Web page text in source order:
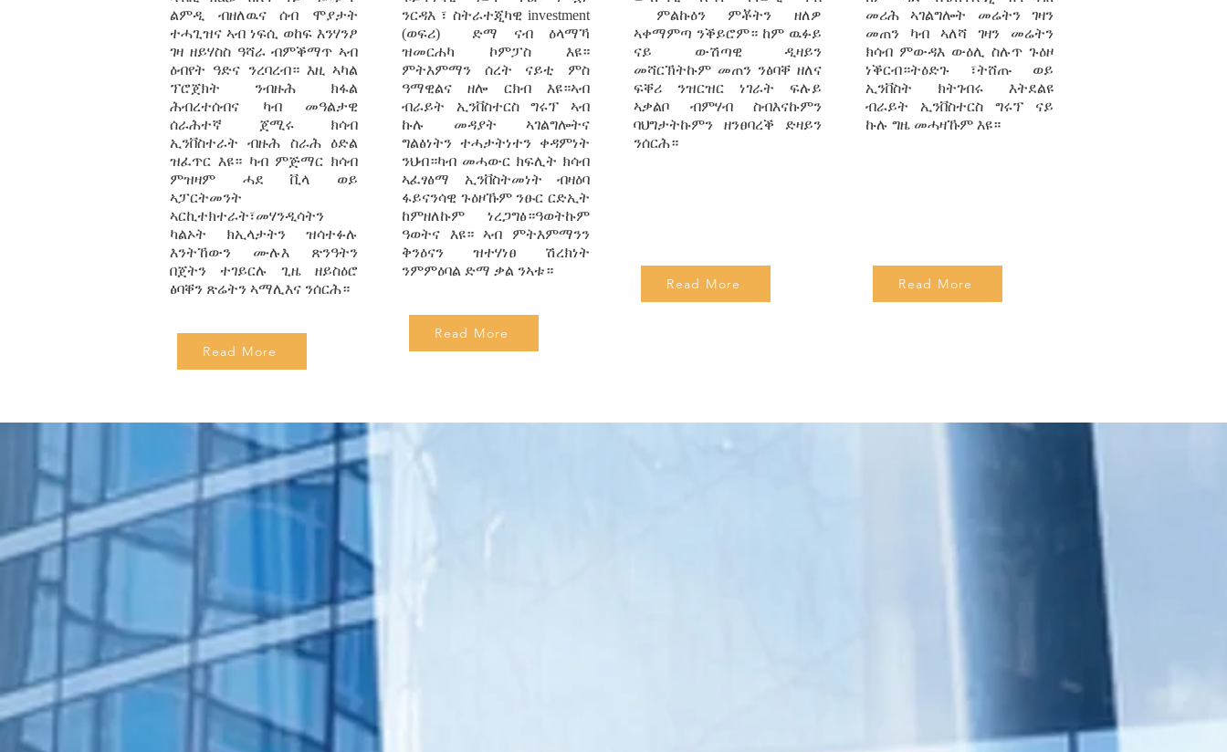
ልምዲ ብዘለዉና ሰብ ሞያታት
ተሓጊዝና ኣብ ነፍሲ ወከፍ እንሃንፆ
ገዛ ዘይሃስስ ዓሻራ ብምቕማጥ ኣብ
ዕብየት ዓድና ንረባረብ። እዚ ኣካል
ፕሮጀክት ንብዙሕ ክፋል
ሕብረተሰብና ካብ መዓልታዊ
ሰራሕተኛ ጀሚሩ ክሳብ
ኢንቨስተራት ብዙሕ ስራሕ ዕድል
ዝፈጥር እዩ። ካብ ምጅማር ክሳብ
ምዝዛም ሓደ ቪላ ወይ
ኣፓርትመንት
ኣርኪተክተራት፣መሃንዲሳትን
ካልኦት ክኢላታትን ዝሳተፉሉ
እንትኸውን ሙሉእ ጽንዓትን
በጀትን ተገይርሉ ጊዜ ዘይስዕሮ
ፅባቐን ጽሬትን ኣማሊእና ንሰርሕ።
Read More
ንርዳእ ፣ ስትራተጂካዊ investment
(ወፍሪ) ድማ ናብ ዕላማኻ
ዝመርሐካ ኮምፓስ እዩ።
ምትእምማን ሰረት ናይቲ ምስ
ዓማዊልና ዘሎ ርክብ እዩ።ኣብ
ብራይት ኢንቨስተርስ ግሩፕ ኣብ
ኩሉ መዳያት ኣገልግሎትና
ግልፅነትን ተሓታትነተን ቀዳምነት
ንህብ።ካብ መሓውር ክፍሊት ክሳብ
ኣፈፃፅማ ኢንቨስትመነት ብዛዕባ
ፋይናንሳዊ ጉዕዞኹም ንፁር ርድኢት
ከምዘለኩም ነረጋግፅ።ዓወትኩም
ዓወትና እዩ። ኣብ ምትእምማንን
ቅንዕናን ዝተሃነፀ ሽረክነት
ንምምዕባል ድማ ቃል ንኣቱ።
Read More
ምልኩዕን ምቾትን ዘለዎ
ኣቀማምጣ ንቕይሮም። ከም ዉፉይ
ናይ ውሽጣዊ ዲዛይን
መሻርኽትኩም መጠን ንፅባቐ ዘለና
ፍቐሪ ንዝርዝር ነገራት ፍሉይ
ኣቃልቦ ብምሃብ ስብእናኩምን
ባህግታትኩምን ዘንፀባረቕ ድዛይን
ንሰርሕ።
Read More
መሪሕ ኣገልግሎት መሬትን ገዛን
መጠን ካብ ኣለሻ ገዛን መሬትን
ክሳብ ምውዳእ ውዕሊ ስሉጥ ጉዕዞ
ነቕርብ።ትዕድጉ ፣ትሸጡ ወይ
ኢንቨስት ክትገብሩ እትደልዩ
ብራይት ኢንቨስተርስ ግሩፕ ናይ
ኩሉ ግዜ መሓዛኹም እዩ።
Read More